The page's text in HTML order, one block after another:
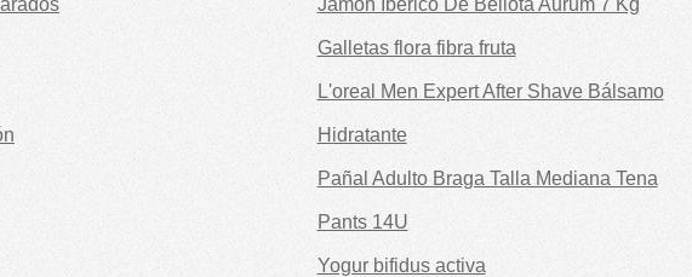
Jamón Ibérico De Bellota Aurum 7 Kg
Galletas flora fibra fruta
L'oreal Men Expert After Shave Bálsamo
Hidratante
Pañal Adulto Braga Talla Mediana Tena
Pants 14U
Yogur bifidus activa